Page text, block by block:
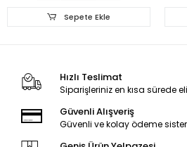
Sepete Ekle
Hızlı Teslimat
Siparişleriniz en kısa sürede
Güvenli Alışveriş
Güvenli ve kolay ödeme